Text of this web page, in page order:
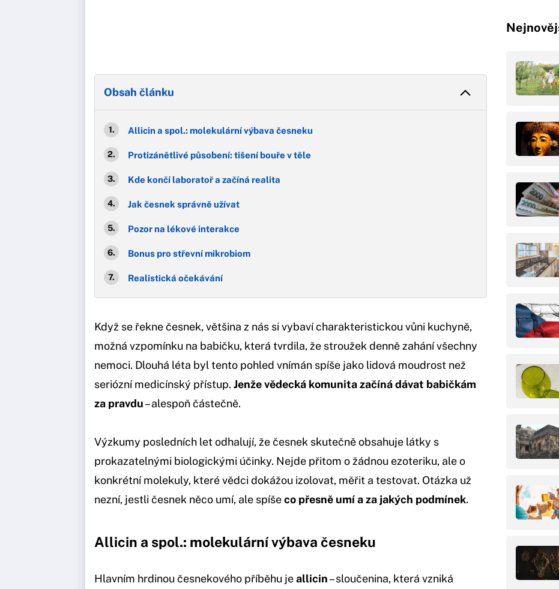
Obsah článku
Allicin a spol.: molekulární výbava česneku
Protizánětlivé působení: tišení bouře v těle
Kde končí laboratoř a začíná realita
Jak česnek správně užívat
Pozor na lékové interakce
Bonus pro střevní mikrobiom
Realistická očekávání
Když se řekne česnek, většina z nás si vybaví charakteristickou vůni kuchyně,
možná vzpomínku na babičku, která tvrdila, že stroužek denně zahání všechny
nemoci. Dlouhá léta byl tento pohled vnímán spíše jako lidová moudrost než
seriózní medicínský přístup. Jenže vědecká komunita začíná dávat babičkám
za pravdu– alespoň částečně.
Výzkumy posledních let odhalují, že česnek skutečně obsahuje látky s
prokazatelnými biologickými účinky. Nejde přitom o žádnou ezoteriku, ale o
konkrétní molekuly, které vědci dokážou izolovat, měřit a testovat. Otázka už
nezní, jestli česnek něco umí, ale spíšeco přesně umí a za jakých podmínek.
Allicin a spol.: molekulární výbava česneku
Hlavním hrdinou česnekového příběhu jeallicin– sloučenina, která vzniká